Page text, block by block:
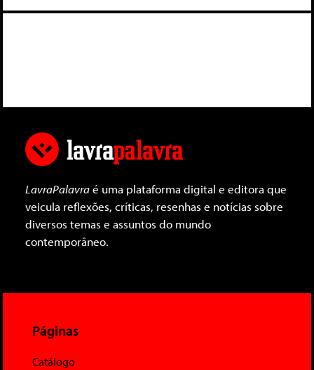
LavraPalavraé uma plataforma digital e editora que
veicula reflexões, críticas, resenhas e notícias sobre
diversos temas e assuntos do mundo
contemporâneo.
Páginas
Catálogo